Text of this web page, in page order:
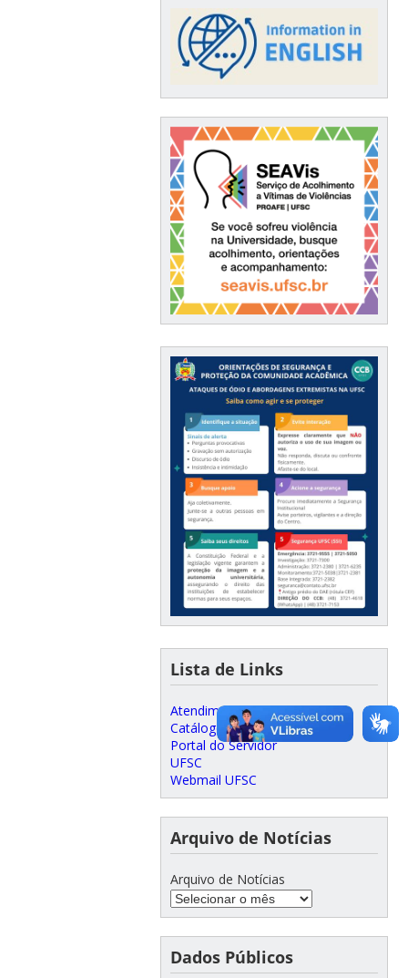
Lista de Links
Atendimento SeTIC
Catálogo Telefônico UFSC
Portal do Servidor
UFSC
Webmail UFSC
Arquivo de Notícias
Arquivo de Notícias
Dados Públicos